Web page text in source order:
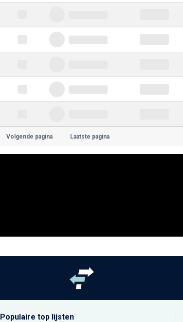
Volgende pagina Laatste pagina
Populaire top lijsten